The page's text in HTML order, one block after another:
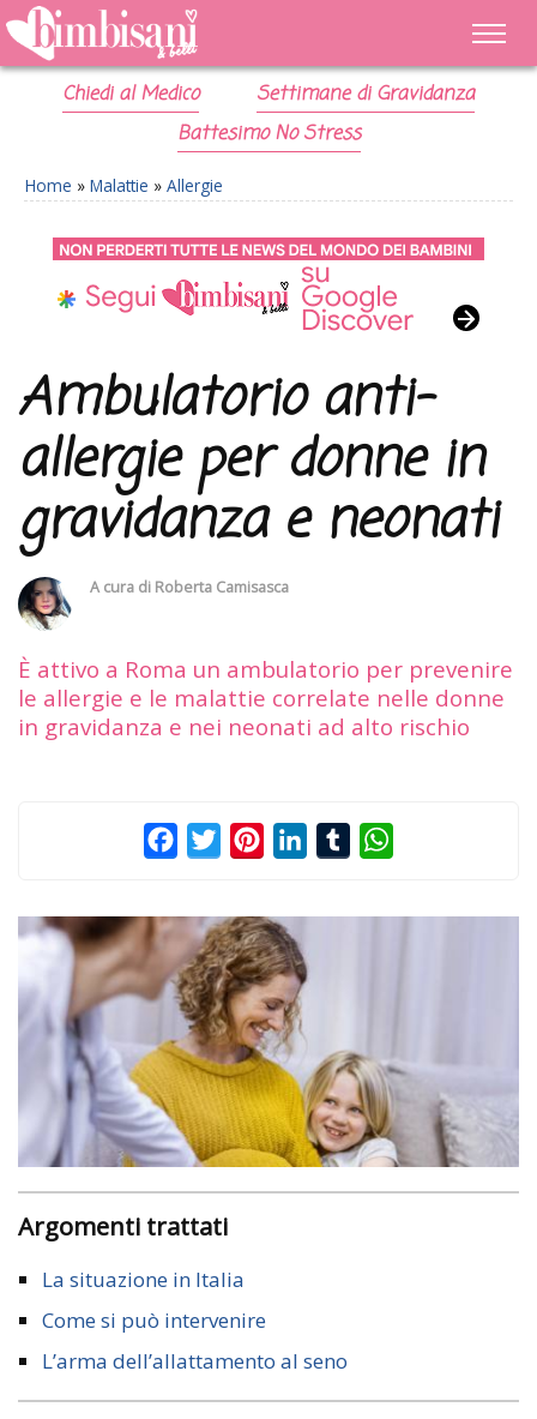
Chiedi al Medico
Settimane di Gravidanza
Battesimo No Stress
Home » Malattie » Allergie
Ambulatorio anti-
allergie per donne in
gravidanza e neonati
A cura di Roberta Camisasca
È attivo a Roma un ambulatorio per prevenire
le allergie e le malattie correlate nelle donne
in gravidanza e nei neonati ad alto rischio
FacebookTwitterPinterestLinkedInTumblr
Argomenti trattati
La situazione in Italia
Come si può intervenire
L’arma dell’allattamento al seno